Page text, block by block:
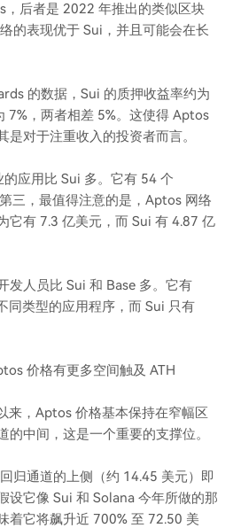
后者是 2022 年推出的类似区块
的表现优于 Sui，并且可能会在长
的数据，Sui 的质押收益率约为
7%，两者相差 5%。这使得 Aptos
是对于注重收入的投资者而言。
应用比 Sui 多。它有 54 个
三，最值得注意的是，Aptos 网络
它有 7.3 亿美元，而 Sui 有 4.87 亿
发人员比 Sui 和 Base 多。它有
同类型的应用程序，而 Sui 只有
价格有更多空间触及 ATH
来，Aptos 价格基本保持在窄幅区
的中间，这是一个重要的支撑位。
归通道的上侧（约 14.45 美元）即
设它像 Sui 和 Solana 今年所做的那
着它将飙升近 700% 至 72.50 美